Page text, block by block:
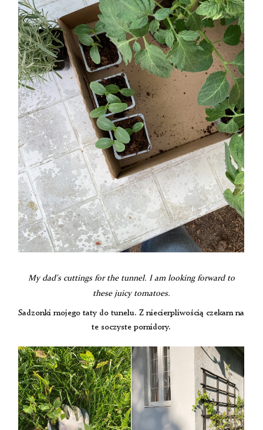
My dad's cuttings for the tunnel. I am looking forward to
these juicy tomatoes.
Sadzonki mojego taty do tunelu. Z niecierpliwością czekam na
te soczyste pomidory.